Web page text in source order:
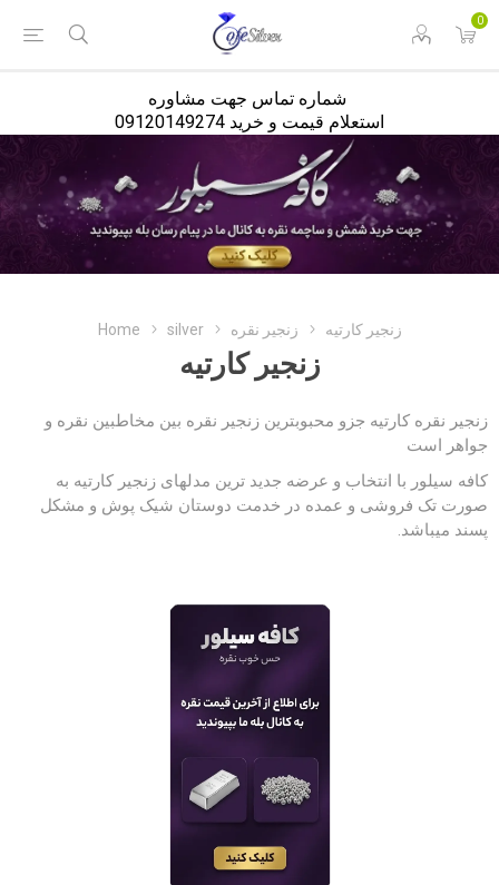
0
استعلام قیمت و خرید 09120149274
Home silver زنجیر نقره زنجیر کارتیه
زنجیر کارتیه
زنجیر نقره کارتیه جزو محبوبترین زنجیر نقره بین مخاطبین نقره و
جواهر است
کافه سیلور با انتخاب و عرضه جدید ترین مدلهای زنجیر کارتیه به
صورت تک فروشی و عمده در خدمت دوستان شیک پوش و مشکل
پسند میباشد.